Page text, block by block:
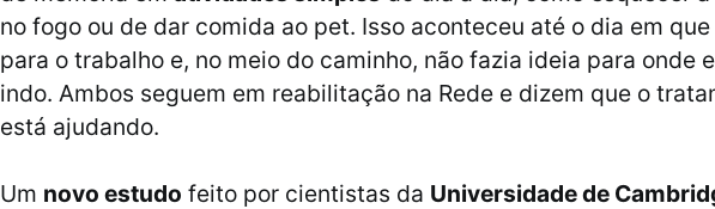
no fogo ou de dar comida ao pet. Isso aconteceu até o dia em que
para o trabalho e, no meio do caminho, não fazia ideia para onde
indo. Ambos seguem em reabilitação na Rede e dizem que o
está ajudando.
Um novo estudo feito por cientistas da Universidade de